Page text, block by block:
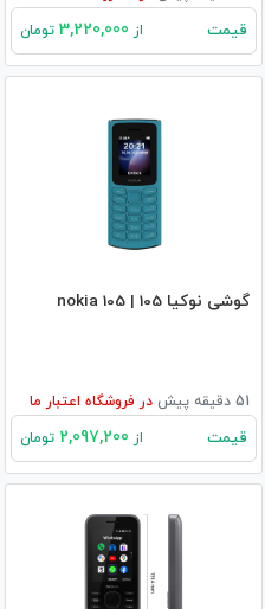
قیمت از تومان
گوشی نوکیا 105 | nokia 105
51 دقیقه پیش در فروشگاه اعتبار ما
قیمت از تومان